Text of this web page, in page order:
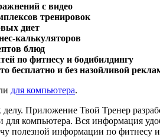
с видео
тренировок
диет
калькуляторов
блюд
по фитнесу и бодибилдингу
бесплатно и без назойливой
для компьютера.
делу. Приложение Твой Тренер
для компьютера. Вся информация
полезной информации по фитнесу